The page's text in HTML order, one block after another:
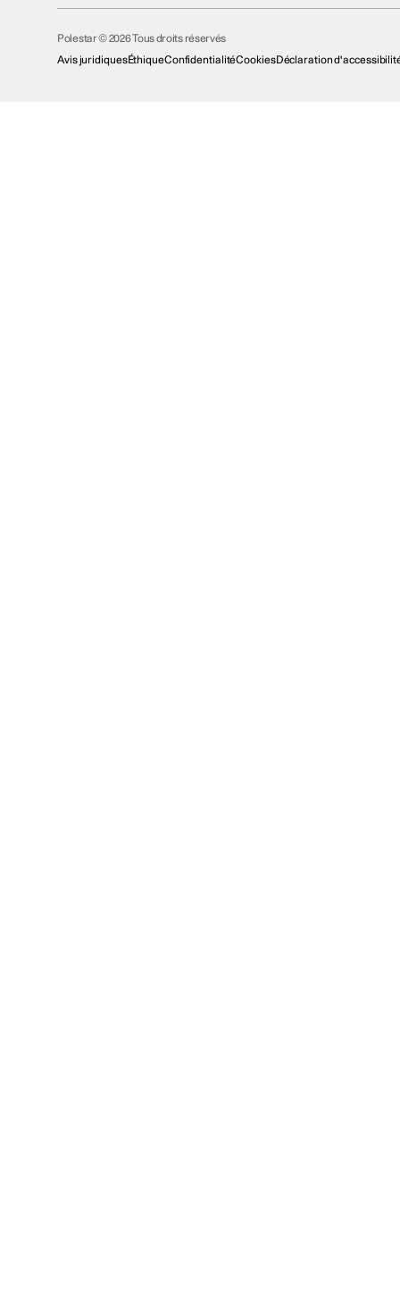
Polestar © 2026 Tous droits réservés
Avis juridiquesÉthiqueConfidentialitéCookiesDéclaration